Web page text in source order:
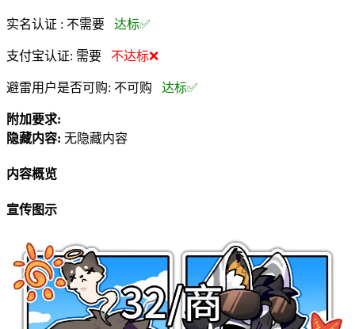
实名认证 : 不需要 达标✅
支付宝认证: 需要 不达标❌
避雷用户是否可购: 不可购 达标✅
附加要求:
隐藏内容: 无隐藏内容
内容概览
宣传图示